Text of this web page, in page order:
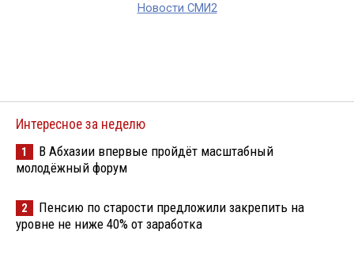
Новости СМИ2
Интересное за неделю
1
В Абхазии впервые пройдёт масштабный
молодёжный форум
2
Пенсию по старости предложили закрепить на
уровне не ниже 40% от заработка